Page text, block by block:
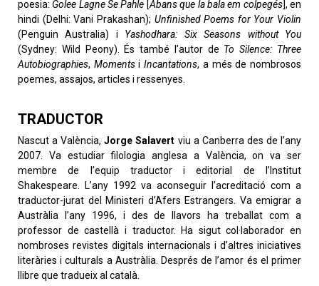
poesia: Golee Lagne Se Pahle [Abans que la bala em colpegés], en
hindi (Delhi: Vani Prakashan); Unfinished Poems for Your Violin
(Penguin Australia) i Yashodhara: Six Seasons without You
(Sydney: Wild Peony). És també l’autor de To Silence: Three
Autobiographies, MomentsiIncantations, a més de nombrosos
poemes, assajos, articles i ressenyes.
TRADUCTOR
Nascut a València,Jorge Salavert viu a Canberra des de l’any
2007. Va estudiar filologia anglesa a València, on va ser
membre de l’equip traductor i editorial de l’Institut
Shakespeare. L’any 1992 va aconseguir l’acreditació com a
traductor-jurat del Ministeri d’Afers Estrangers. Va emigrar a
Austràlia l’any 1996, i des de llavors ha treballat com a
professor de castellà i traductor. Ha sigut col·laborador en
nombroses revistes digitals internacionals i d’altres iniciatives
literàries i culturals a Austràlia. Després de l’amor és el primer
llibre que tradueix al català.